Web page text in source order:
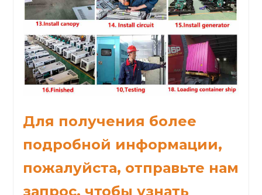
Для получения более
подробной информации,
пожалуйста, отправьте нам
запрос, чтобы узнать